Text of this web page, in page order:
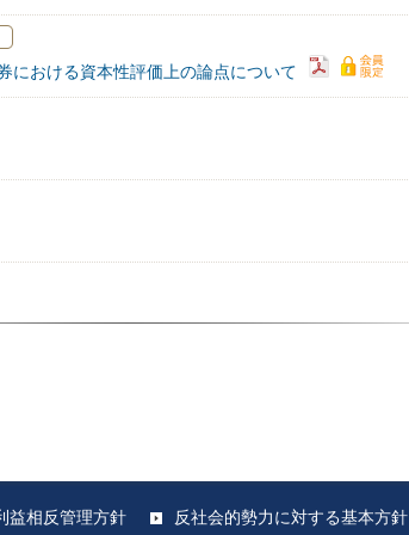
における資本性評価上の論点について
益相反管理方針 反社会的勢力に対する基本方針